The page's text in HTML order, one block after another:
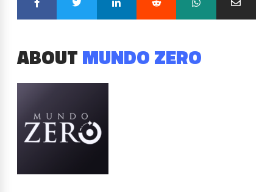
ABOUTMUNDO ZERO